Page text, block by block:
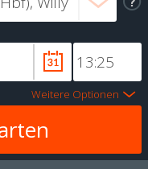
Weitere Optionen